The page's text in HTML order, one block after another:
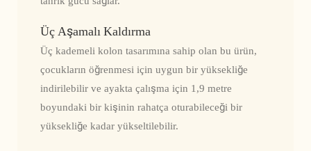
Üç Aşamalı Kaldırma
Üç kademeli kolon tasarımına sahip olan bu ürün,
çocukların öğrenmesi için uygun bir yüksekliğe
indirilebilir ve ayakta çalışma için 1,9 metre
boyundaki bir kişinin rahatça oturabileceği bir
yüksekliğe kadar yükseltilebilir.